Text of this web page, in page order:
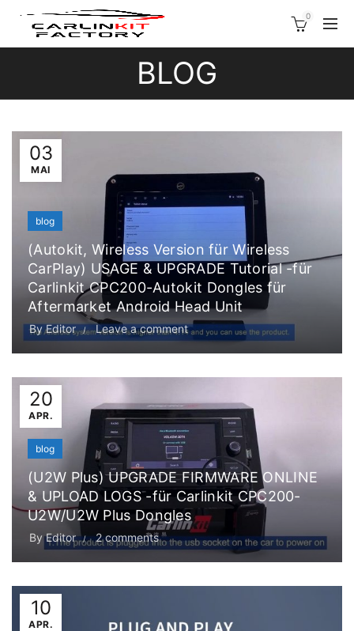
0
BLOG
03
MAI
blog
(Autokit, Wireless Version für Wireless
CarPlay) USAGE & UPGRADE Tutorial -für
Carlinkit CPC200-Autokit Dongles für
Aftermarket Android Head Unit
ByEditor Leave a comment
20
APR.
blog
(U2W Plus) UPGRADE FIRMWARE ONLINE
& UPLOAD LOGS -für Carlinkit CPC200-
U2W/U2W Plus Dongles
ByEditor 2 comments
10
APR.